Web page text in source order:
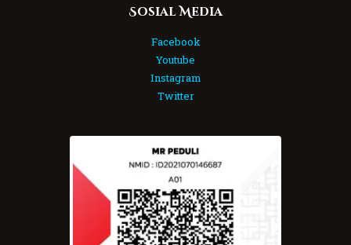
Sosial Media
Facebook
Youtube
Instagram
Twitter